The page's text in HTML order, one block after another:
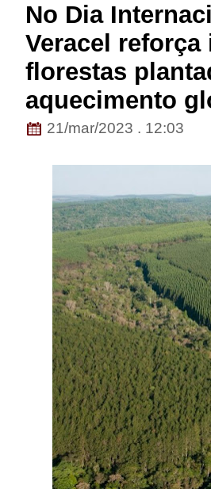
No Dia
Veracel
florestas
aquecimento
21/mar/2023 . 12:03